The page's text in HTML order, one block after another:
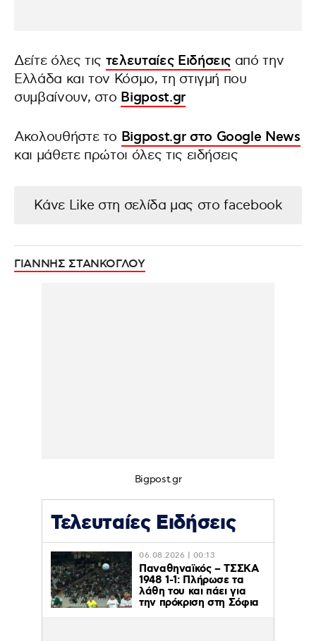
Δείτε όλες τις τελευταίες Ειδήσεις από την
Ελλάδα και τον Κόσμο, τη στιγμή που
συμβαίνουν, στο Bigpost.gr
Ακολουθήστε το Bigpost.gr στο Google News
και μάθετε πρώτοι όλες τις ειδήσεις
Κάνε Like στη σελίδα μας στο facebook
ΓΙΑΝΝΗΣ ΣΤΑΝΚΟΓΛΟΥ
Bigpost.gr
Τελευταίες Ειδήσεις
06.08.2026 | 00:13
Παναθηναϊκός – ΤΣΣΚΑ
1948 1-1: Πλήρωσε τα
λάθη του και πάει για
την πρόκριση στη Σόφια